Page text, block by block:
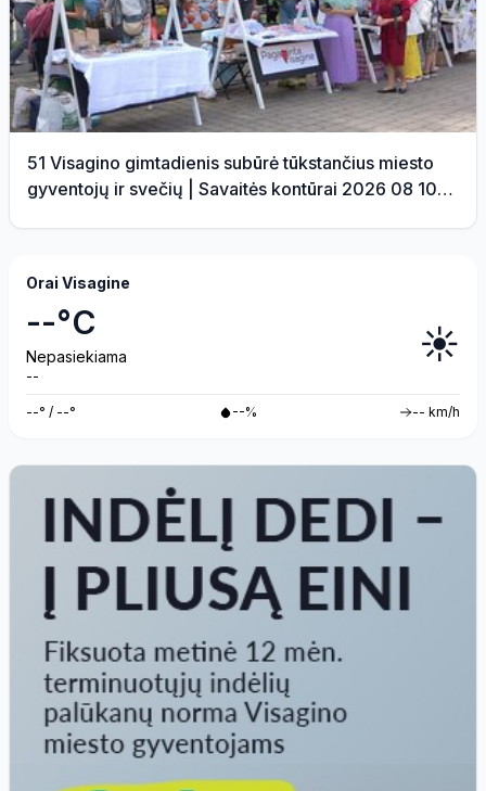
51 Visagino gimtadienis subūrė tūkstančius miesto
gyventojų ir svečių | Savaitės kontūrai 2026 08 10
Orai Visagine
--°C
Nepasiekiama
--
☀️
--° / --° --% -- km/h